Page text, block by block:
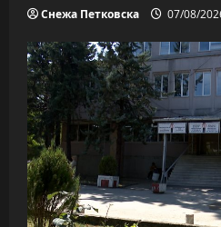
Снежа Петковска 07/08/